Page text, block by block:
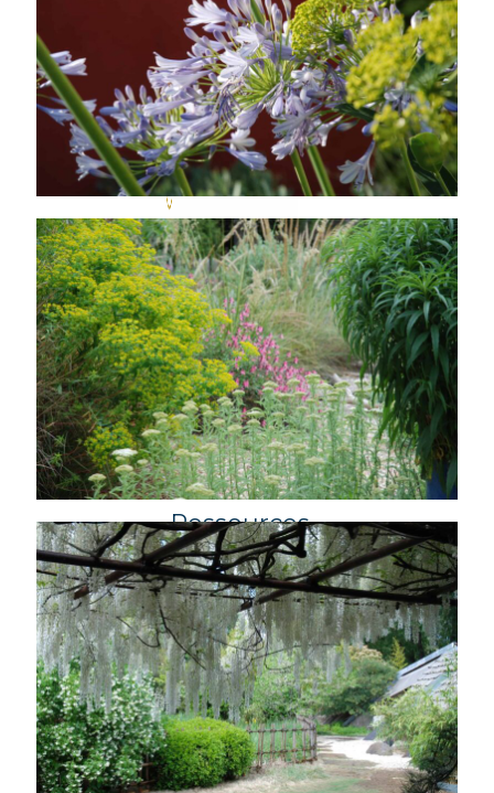
Accueil
Galerie
Conception
À propos
Actualités
Ressources
Contact